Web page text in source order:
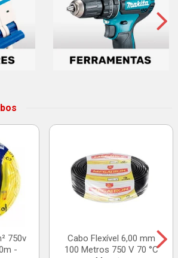
750v
-
Cabo Flexível 6,00 mm
100 Metros 750 V 70 °C